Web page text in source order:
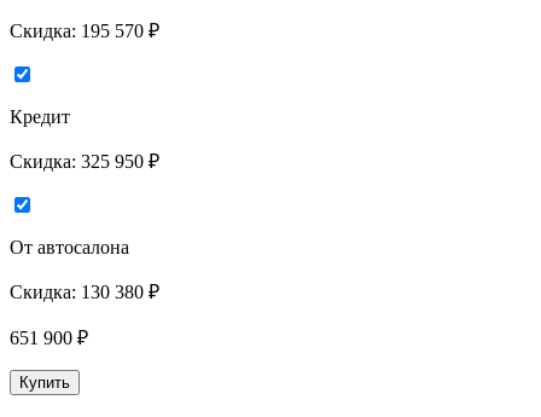
Скидка: 195 570 ₽
Кредит
Скидка: 325 950 ₽
От автосалона
Скидка: 130 380 ₽
651 900 ₽
Купить